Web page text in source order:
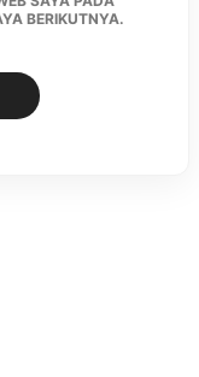
BERIKUTNYA.